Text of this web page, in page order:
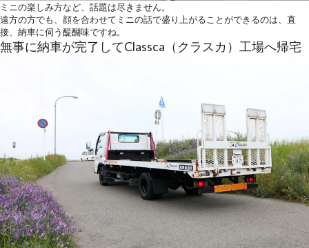
ミニの楽しみ方など、話題は尽きません。
遠方の方でも、顔を合わせてミニの話で盛り上がることができるのは、直
接、納車に伺う醍醐味ですね。
無事に納車が完了してClassca（クラスカ）工場へ帰宅